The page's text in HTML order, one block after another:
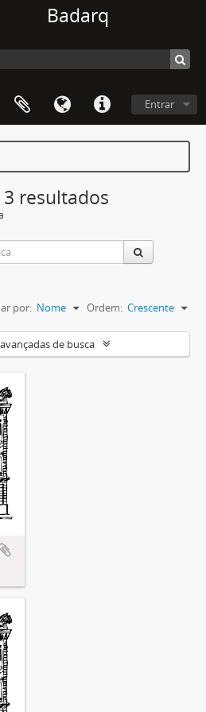
Badarq
Entrar
resultados
por: Nome Ordem: Crescente
de busca